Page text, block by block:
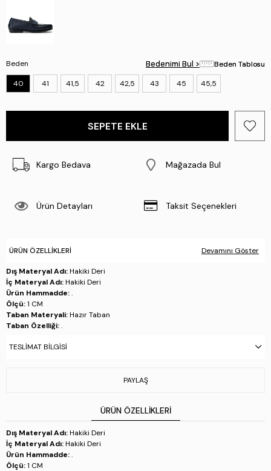
Beden
40 41 41,5 42 42,5 43 45 45,5
Bedenimi Bul > Beden Tablosu
Bedenimi Bul > Beden Tablosu
Kargo Bedava Mağazada Bul
Ürün Detayları Taksit Seçenekleri
ÜRÜN ÖZELLIKLERI Devamını Göster
Dış Materyal Adı:Hakiki Deri
İç Materyal Adı:Hakiki Deri
Ürün Hammadde:.
Ölçü:1 CM
Taban Materyali:Hazır Taban
Taban Özelliği:.
Üretim Yeri:İtalya
TESLIMAT BILGISI
PAYLAŞ
ÜRÜN ÖZELLIKLERI
Dış Materyal Adı:Hakiki Deri
İç Materyal Adı:Hakiki Deri
Ürün Hammadde:.
Ölçü:1 CM